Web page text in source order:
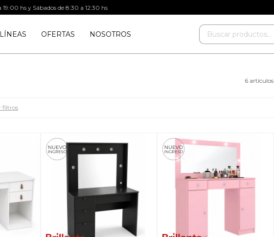
LÍNEAS OFERTAS NOSOTROS
hs y Sábados de 8:30 a 12:30 hs
6 artículos
filtros